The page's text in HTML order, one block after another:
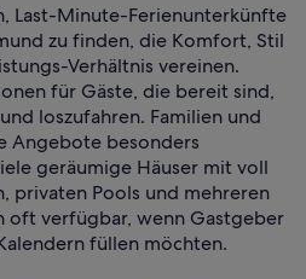
Last-Minute-Ferienunterkünfte
zu finden, die Komfort, Stil
Verhältnis vereinen.
für Gäste, die bereit sind,
loszufahren. Familien und
Angebote besonders
geräumige Häuser mit voll
privaten Pools und mehreren
oft verfügbar, wenn Gastgeber
füllen möchten.